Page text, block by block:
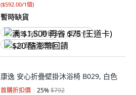
($592.00/1個)
暫時缺貨
满 $1,500 再省 $75 (王道卡)
$20 酷澎幣回饋
康逸 安心折疊壁掛沐浴椅 B029, 白色
首購折扣價 25%$792